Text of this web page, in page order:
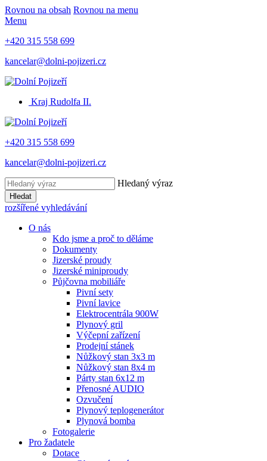
Rovnou na obsah Rovnou na menu
Menu
+420 315 558 699
kancelar@dolni-pojizeri.cz
Kraj Rudolfa II.
+420 315 558 699
kancelar@dolni-pojizeri.cz
Hledaný výraz
Hledat
rozšířené vyhledávání
O nás
Kdo jsme a proč to děláme
Dokumenty
Jizerské proudy
Jizerské miniproudy
Půjčovna mobiliáře
Pivní sety
Pivní lavice
Elektrocentrála 900W
Plynový gril
Výčepní zařízení
Prodejní stánek
Nůžkový stan 3x3 m
Nůžkový stan 8x4 m
Párty stan 6x12 m
Přenosné AUDIO
Ozvučení
Plynový teplogenerátor
Plynová bomba
Fotogalerie
Pro žadatele
Dotace